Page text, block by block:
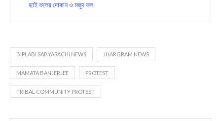
ছাই ফলের দোকান ও মজুদ ফল
BIPLABI SABYASACHI NEWS JHARGRAM NEWS
MAMATA BANJERJEE PROTEST
TRIBAL COMMUNITY PROTEST